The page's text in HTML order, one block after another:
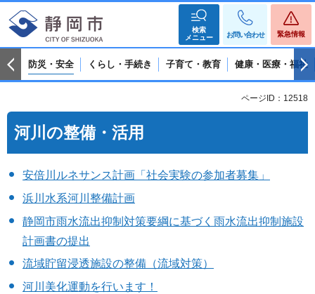
検索
メニュー
お問い合わせ 緊急情報
防災・安全 くらし・手続き 子育て・教育 健康・医療・福祉
ページID：12518
河川の整備・活用
安倍川ルネサンス計画「社会実験の参加者募集」
浜川水系河川整備計画
静岡市雨水流出抑制対策要綱に基づく雨水流出抑制施設
計画書の提出
流域貯留浸透施設の整備（流域対策）
河川美化運動を行います！